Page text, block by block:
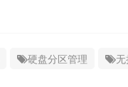
硬盘分区管理